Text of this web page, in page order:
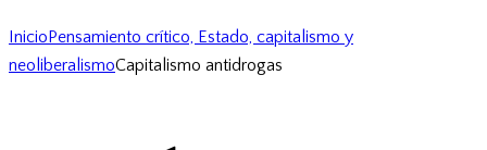
InicioPensamiento crítico, Estado, capitalismo y
neoliberalismoCapitalismo antidrogas